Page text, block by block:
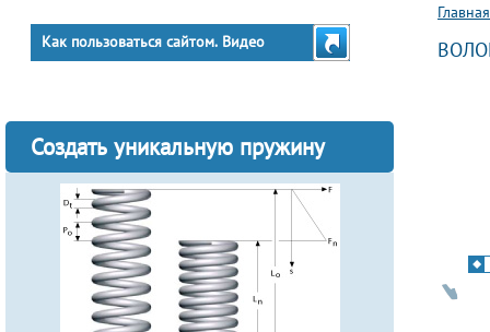
Как пользоваться сайтом. Видео
Создать уникальную пружину
Вы
Главная